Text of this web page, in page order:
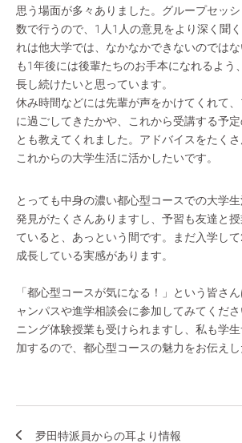
思う場面が多々ありました。グループセッ
数で行うので、1人1人の意見をより深く聞
れは他大学では、なかなかできないのでは
も1年後には後輩たちのお手本になれるよう
長し続けたいと思っています。
休み時間などには先輩が声をかけてくれて
に過ごしてきたかや、これから受講する予
とも教えてくれました。アドバイスをたくさ
これからの大学生活に活かしたいです。
とっても中身の濃い都心型コースでの大学
発見がたくさんありますし、予習も友達と
ていると、あっという間です。まだ入学し
成長している実感があります。
「都心型コースが気になる！」という皆さ
ャンパスや進学相談会に参加してみてくだ
ニング体験授業も受けられますし、私も学
加するので、都心型コースの魅力をお伝えし
夛田特派員からの耳より情報